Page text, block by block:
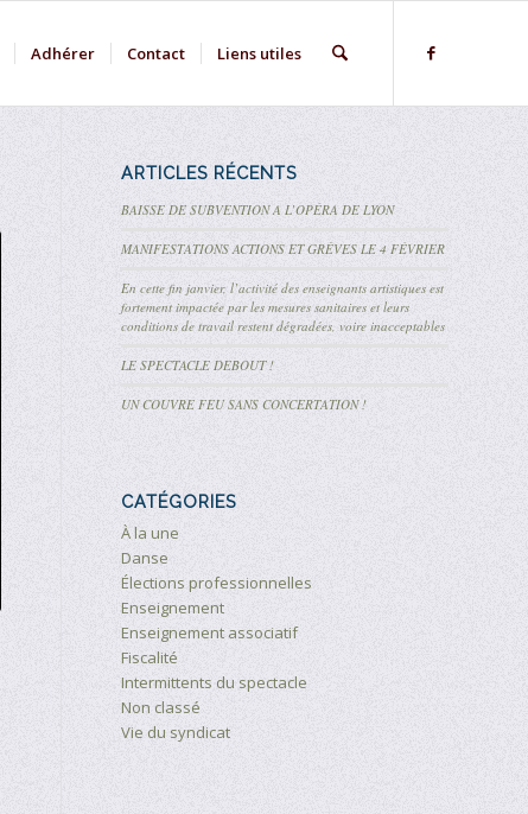
Adhérer Contact Liens utiles
ARTICLES RÉCENTS
BAISSE DE SUBVENTION A L’OPÉRA DE LYON
MANIFESTATIONS ACTIONS ET GRÈVES LE 4 FÉVRIER
En cette fin janvier, l’activité des enseignants artistiques est
fortement impactée par les mesures sanitaires et leurs
conditions de travail restent dégradées, voire inacceptables
LE SPECTACLE DEBOUT !
UN COUVRE FEU SANS CONCERTATION !
CATÉGORIES
À la une
Danse
Élections professionnelles
Enseignement
Enseignement associatif
Fiscalité
Intermittents du spectacle
Non classé
Vie du syndicat